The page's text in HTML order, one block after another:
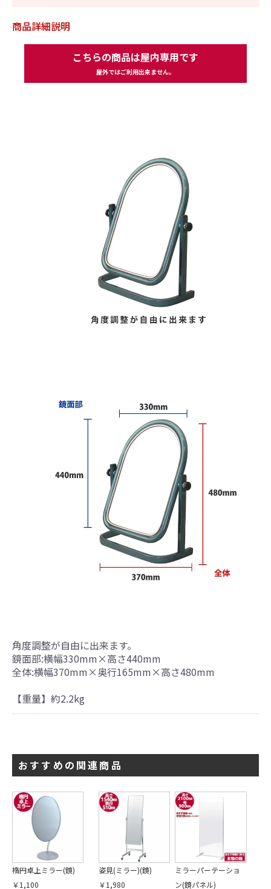
商品詳細説明
こちらの商品は屋内専用です
屋外ではご利用出来ません。
角度調整が自由に出来ます。
鏡面部:横幅330mm×高さ440mm
全体:横幅370mm×奥行165mm×高さ480mm
【重量】約2.2kg
おすすめの関連商品
楕円卓上ミラー(鏡)
￥1,100
姿見(ミラー)(鏡)
￥1,980
ミラーパーテーショ
ン(鏡パネル)